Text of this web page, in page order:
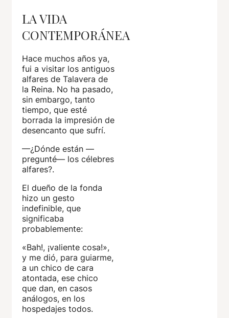
LA VIDA
CONTEMPORÁNEA
Hace muchos años ya,
fui a visitar los antiguos
alfares de Talavera de
la Reina. No ha pasado,
sin embargo, tanto
tiempo, que esté
borrada la impresión de
desencanto que sufrí.
—¿Dónde están —
pregunté— los célebres
alfares?.
El dueño de la fonda
hizo un gesto
indefinible, que
significaba
probablemente:
«Bah!, ¡valiente cosa!»,
y me dió, para guiarme,
a un chico de cara
atontada, ese chico
que dan, en casos
análogos, en los
hospedajes todos.